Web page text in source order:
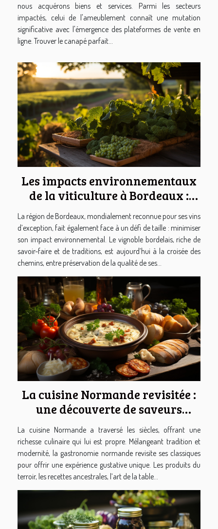
nous acquérons biens et services. Parmi les secteurs
impactés, celui de l'ameublement connaît une mutation
significative avec l'émergence des plateformes de vente en
ligne. Trouver le canapé parfait...
Les impacts environnementaux
de la viticulture à Bordeaux :
pratiques durables et défis
La région de Bordeaux, mondialement reconnue pour ses vins
d’exception, fait également face à un défi de taille : minimiser
son impact environnemental. Le vignoble bordelais, riche de
savoir-faire et de traditions, est aujourd’hui à la croisée des
chemins, entre préservation de la qualité de ses...
La cuisine Normande revisitée :
une découverte de saveurs
uniques
La cuisine Normande a traversé les siècles, offrant une
richesse culinaire qui lui est propre. Mélangeant tradition et
modernité, la gastronomie normande revisite ses classiques
pour offrir une expérience gustative unique. Les produits du
terroir, les recettes ancestrales, l’art de la table...